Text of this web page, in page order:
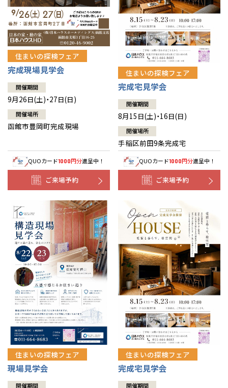
住まいの探検フェア
完成現場見学会
開催期間
9月26日(土)・27日(日)
開催場所
函館市豊岡町完成現場
QUOカード1000円分進呈中！
ご来場予約
住まいの探検フェア
完成宅見学会
開催期間
8月15日(土)・16日(日)
開催場所
手稲区前田9条完成宅
QUOカード1000円分進呈中！
ご来場予約
住まいの探検フェア
現場見学会
開催期間
住まいの探検フェア
完成宅見学会
開催期間
全国の展示場
北海道
札幌
道央
道北
道南
東北
青森
秋田
岩手
甲信越・北陸
新潟
山梨
関東
東京
東海
お近くのイベント
北海道
札幌
札幌
小樽
道央
苫小牧千歳
小樽
道北
東北
青森県
八戸
青森
秋田県
秋田
岩手県
甲信越・北陸
新潟県
長岡
山梨県
関東
東京都
東海